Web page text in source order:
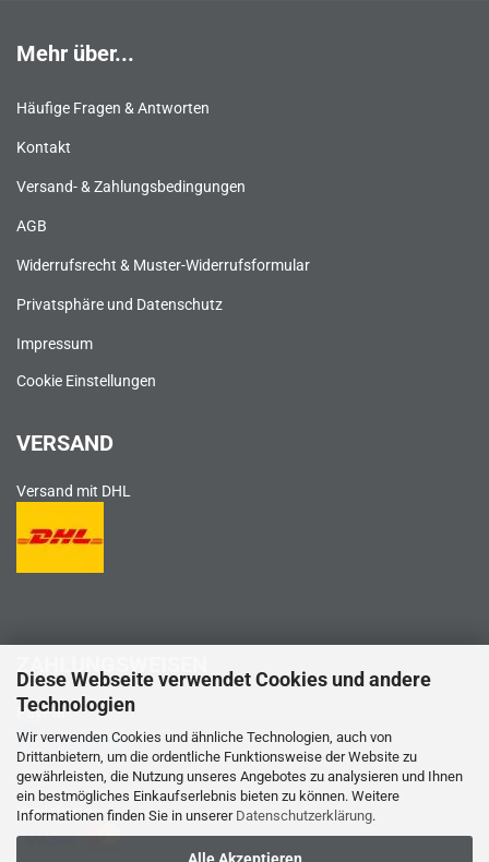
Diese Webseite verwendet Cookies und andere
Technologien
Wir verwenden Cookies und ähnliche Technologien, auch von
Drittanbietern, um die ordentliche Funktionsweise der Website zu
gewährleisten, die Nutzung unseres Angebotes zu analysieren und Ihnen
ein bestmögliches Einkaufserlebnis bieten zu können. Weitere
Informationen finden Sie in unserer Datenschutzerklärung.
Alle Akzeptieren
Mehr über...
Häufige Fragen & Antworten
Kontakt
Versand- & Zahlungsbedingungen
AGB
Widerrufsrecht & Muster-Widerrufsformular
Privatsphäre und Datenschutz
Impressum
Cookie Einstellungen
VERSAND
Versand mit DHL
ZAHLUNGSWEISEN
PayPal
Kreditkarte